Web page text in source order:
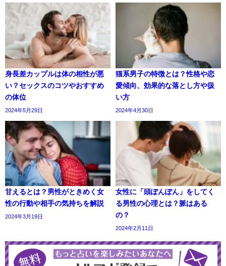
身長差カップルは体の相性が悪
い？セックスのコツやおすすめ
の体位
2024年5月29日
猫系男子の特徴とは？性格や恋
愛傾向、効果的な落とし方や扱
い方
2024年4月30日
甘えるとは？男性がときめく女
性の行動や相手の気持ちを解説
2024年3月19日
女性に「頭ぽんぽん」をしてく
る男性の心理とは？脈はある
の？
2024年2月11日